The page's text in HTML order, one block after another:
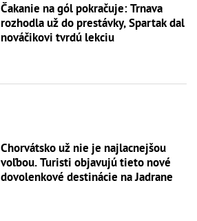
Čakanie na gól pokračuje: Trnava
rozhodla už do prestávky, Spartak dal
nováčikovi tvrdú lekciu
Chorvátsko už nie je najlacnejšou
voľbou. Turisti objavujú tieto nové
dovolenkové destinácie na Jadrane